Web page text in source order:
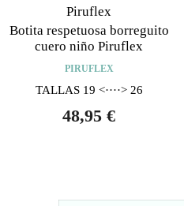
Botita respetuosa borreguito
cuero niño Piruflex
PIRUFLEX
TALLAS 19 <····> 26
48,95€